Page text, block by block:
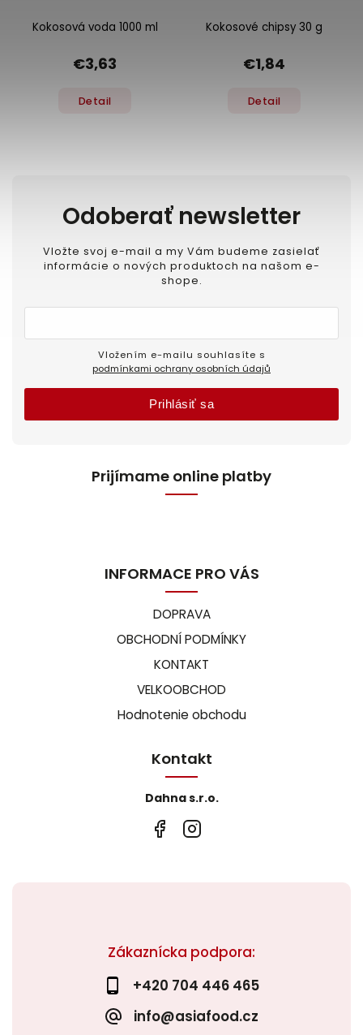
Kokosová voda 1000 ml
€3,63
Detail
Kokosové chipsy 30 g
€1,84
Detail
Zákaznícka podpora:
+420 704 446 465
info@asiafood.cz
Odoberať newsletter
Vložte svoj e-mail a my Vám budeme zasielať
informácie o nových produktoch na našom e-
shope.
podmínkami ochrany osobních údajů
Prihlásiť sa
Prijímame online platby
INFORMACE PRO VÁS
DOPRAVA
OBCHODNÍ PODMÍNKY
KONTAKT
VELKOOBCHOD
Hodnotenie obchodu
Kontakt
Dahna s.r.o.